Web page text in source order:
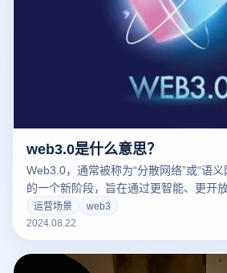
web3.0是什么意思？
Web3.0，通常被称为“分散网络”或“语
的一个新阶段，旨在通过更智能、更开
数字互动。与Web1.0的静态网页和
Web3.0强调分散化、用户隐私和数据所
段，区块链技术、智能合约和分散应用
成为互联网的核心基础设施，使网络更
运营场景
web3
2024.08.22